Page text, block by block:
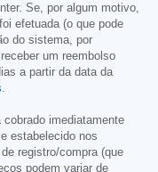
Se, por algum motivo,
efetuada (o que pode
do sistema, por
um reembolso
a partir da data da
.
imediatamente
estabelecido nos
registro/compra (que
podem variar de